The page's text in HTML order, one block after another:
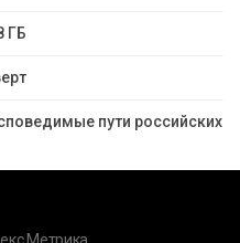
ГБ
пути российских